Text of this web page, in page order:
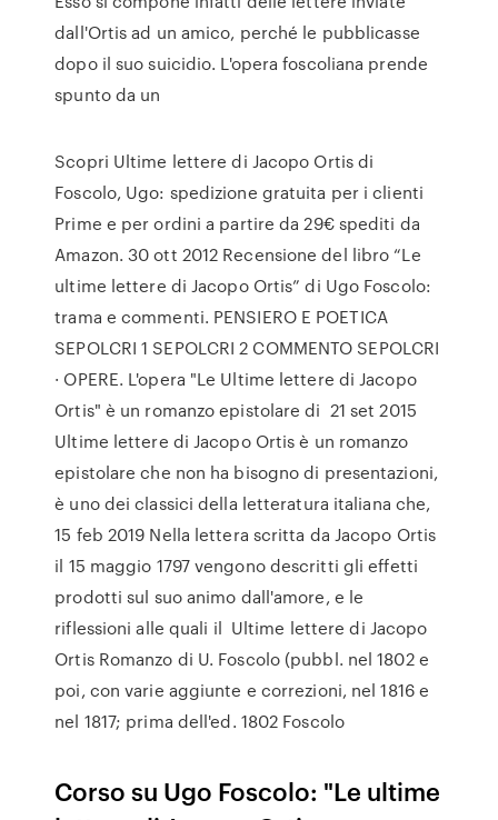
dall'Ortis ad un amico, perché le pubblicasse
dopo il suo suicidio. L'opera foscoliana prende
spunto da un
Scopri Ultime lettere di Jacopo Ortis di
Foscolo, Ugo: spedizione gratuita per i clienti
Prime e per ordini a partire da 29€ spediti da
Amazon. 30 ott 2012 Recensione del libro “Le
ultime lettere di Jacopo Ortis” di Ugo Foscolo:
trama e commenti. PENSIERO E POETICA
SEPOLCRI 1 SEPOLCRI 2 COMMENTO SEPOLCRI
· OPERE. L'opera "Le Ultime lettere di Jacopo
Ortis" è un romanzo epistolare di 21 set 2015
Ultime lettere di Jacopo Ortis è un romanzo
epistolare che non ha bisogno di presentazioni,
è uno dei classici della letteratura italiana che,
15 feb 2019 Nella lettera scritta da Jacopo Ortis
il 15 maggio 1797 vengono descritti gli effetti
prodotti sul suo animo dall'amore, e le
riflessioni alle quali il Ultime lettere di Jacopo
Ortis Romanzo di U. Foscolo (pubbl. nel 1802 e
poi, con varie aggiunte e correzioni, nel 1816 e
nel 1817; prima dell'ed. 1802 Foscolo
Corso su Ugo Foscolo: "Le ultime